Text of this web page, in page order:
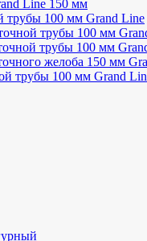
Line 150 мм
трубы 100 мм Grand Line
трубы 100 мм
трубы 100 мм
желоба 150 мм
трубы 100 мм Grand